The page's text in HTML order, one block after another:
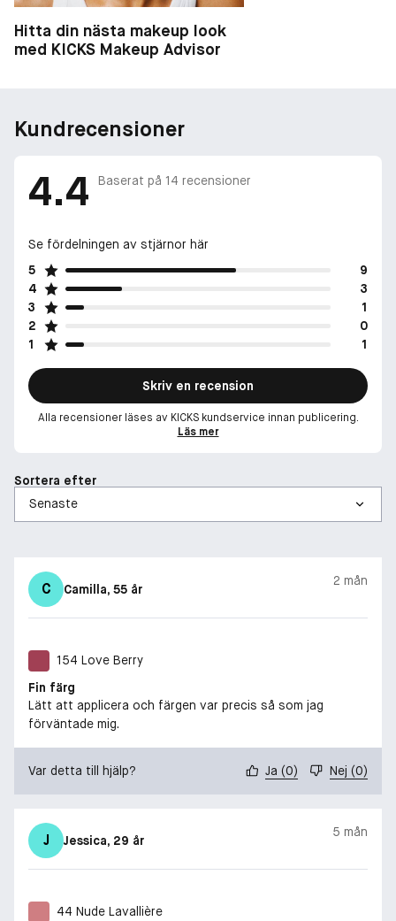
-
Hitta din nästa makeup look
med KICKS Makeup Advisor
Kundrecensioner
4.4 Baserat på 14 recensioner
Se fördelningen av stjärnor här
5
9
4
3
3
1
2
0
1
1
Skriv en recension
Alla recensioner läses av KICKS kundservice innan publicering.
Läs mer
Sortera efter
C Camilla, 55 år
2 mån
154 Love Berry
Fin färg
Lätt att applicera och färgen var precis så som jag
förväntade mig.
Var detta till hjälp? Ja (0) Nej (0)
J Jessica, 29 år
5 mån
44 Nude Lavallière